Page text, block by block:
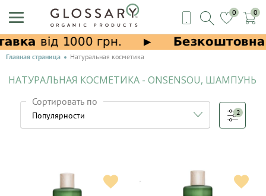
0 0
Главная страница Натуральная косметика
НАТУРАЛЬНАЯ КОСМЕТИКА - ONSENSOU, ШАМПУНЬ
Сортировать по
2